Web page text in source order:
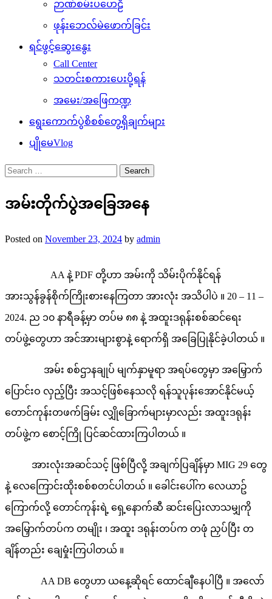
ဉာဏ်စမ်းပဟေဠိ
ဖုန်းဘေလ်မဲဖောက်ခြင်း
ရင်ဖွင့်ဆွေးနွေး
Call Center
သတင်းစကားပေးပို့ရန်
အမေး/အဖြေကဏ္ဍ
ရွေးကောက်ပွဲစိစစ်တွေ့ရှိချက်များ
ပျိုမေVlog
Search
for:
အမ်းတိုက်ပွဲအခြေအနေ
Posted on November 23, 2024 by admin
AA နဲ့ PDF တို့ဟာ အမ်းကို သိမ်းပိုက်နိုင်ရန်
အားသွန်ခွန်စိုက်ကြိုးစားနေကြတာ အားလုံး အသိပါပဲ ။ 20 – 11 –
2024. ည ၁၀ နာရီခန့်မှာ တပ်မ ၈၈ နဲ့ အထူးဒရုန်းစစ်ဆင်ရေး
တပ်ဖွဲ့တွေဟာ အင်အားများစွာနဲ့ ရောက်ရှိ အခြေပြုနိုင်ခဲ့ပါတယ် ။
အမ်း စစ်ဌာနချုပ် မျက်နှာမူရာ အရပ်တွေမှာ အမြှောက်
ပြောင်းဝ လှည့်ပြီး အသင့်ဖြစ်နေသလို ရန်သူပုန်းအောင်နိုင်မယ့်
တောင်ကုန်းတဖက်ခြမ်း လျှိုခြောက်များမှာလည်း အထူးဒရုန်း
တပ်ဖွဲ့က စောင့်ကြို ပြင်ဆင်ထားကြပါတယ် ။
အားလုံးအဆင်သင့် ဖြစ်ပြီလို့ အချက်ပြချိန်မှာ MIG 29 တွေ
နဲ့ လေကြောင်းထိုးစစ်စတင်ပါတယ် ။ ခေါင်းပေါ်က လေယာဥ်
ကြောက်လို့ တောင်ကုန်းရဲ့ ရှေ့နောက်ဆီ ဆင်းပြေးလာသမျှကို
အမြှောက်တပ်က တမျိုး ၊ အထူး ဒရုန်းတပ်က တဖုံ ညှပ်ပြီး တ
ချိန်တည်း ချေမှုံးကြပါတယ် ။
AA DB တွေဟာ ယနေ့ဆိုရင် ထောင်ချီနေပါပြီ ။ အလော်